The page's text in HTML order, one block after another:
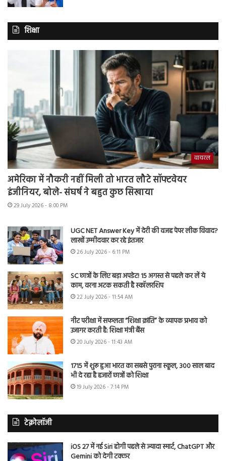
शिक्षा
वायरल
अमेरिका में नौकरी नहीं मिली तो भारत लौटे सॉफ्टवेयर
इंजीनियर, बोले- संघर्ष ने बहुत कुछ सिखाया
29 July 2026 - 8:00 PM
UGC NET Answer Key में देरी की वजह पेपर लीक विवाद?
लाखों उम्मीदवार कर रहे इंतजार
26 July 2026 - 6:11 PM
SC छात्रों के लिए बड़ा अपडेट! 15 अगस्त से पहले कर लें ये
काम, वरना अटक सकती है स्कॉलरशिप
22 July 2026 - 11:54 AM
नीट परीक्षा में सफलता “शिक्षा क्रांति” के व्यापक प्रभाव को
उजागर करती है: शिक्षा मंत्री बैंस
20 July 2026 - 11:43 AM
1715 में शुरू हुआ भारत का सबसे पुराना स्कूल, 300 साल बाद
भी दे रहा है हजारों छात्रों को शिक्षा
19 July 2026 - 7:14 PM
टेक्नोलॉजी
iOS 27 में नई Siri होगी पहले से ज्यादा स्मार्ट, ChatGPT और
Gemini को देगी टक्कर